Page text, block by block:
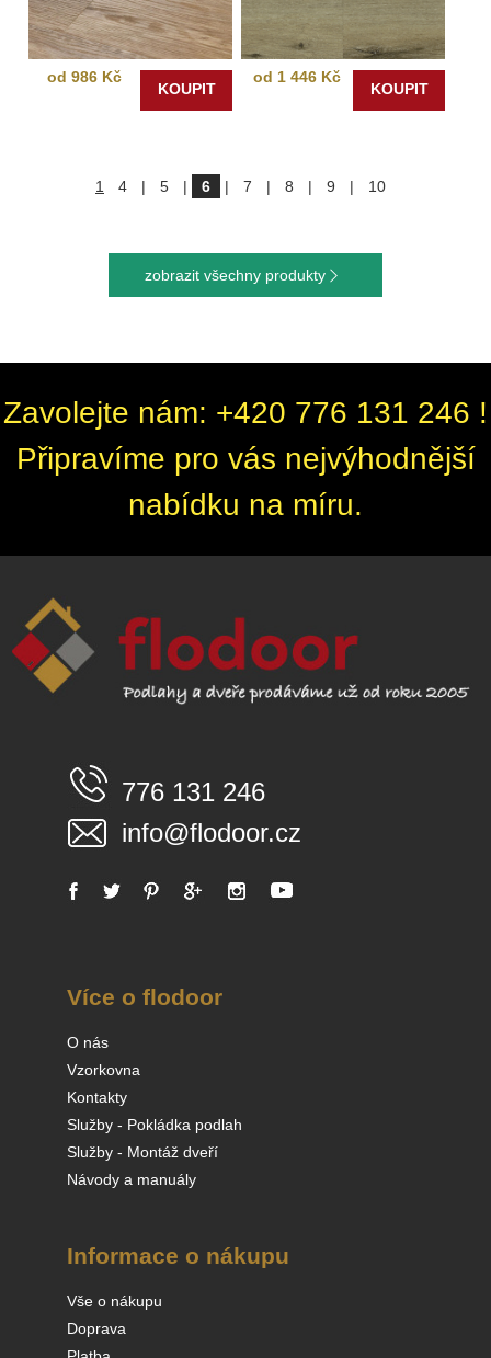
od 986 Kč
KOUPIT
od 1 446 Kč
KOUPIT
1 4 | 5 | 6 | 7 | 8 | 9 | 10
zobrazit všechny produkty
Zavolejte nám: +420 776 131 246 !
Připravíme pro vás nejvýhodnější
nabídku na míru.
776 131 246
info@flodoor.cz
Více o flodoor
O nás
Vzorkovna
Kontakty
Služby - Pokládka podlah
Služby - Montáž dveří
Návody a manuály
Informace o nákupu
Vše o nákupu
Doprava